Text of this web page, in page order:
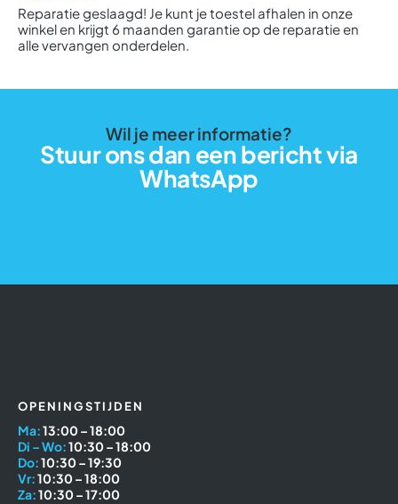
Reparatie geslaagd! Je kunt je toestel afhalen in onze
winkel en krijgt 6 maanden garantie op de reparatie en
alle vervangen onderdelen.
Wil je meer informatie?
Stuur ons dan een bericht via
WhatsApp
OPENINGSTIJDEN
Ma:13:00 – 18:00
Di – Wo:10:30 – 18:00
Do:10:30 – 19:30
Vr:10:30 – 18:00
Za:10:30 – 17:00